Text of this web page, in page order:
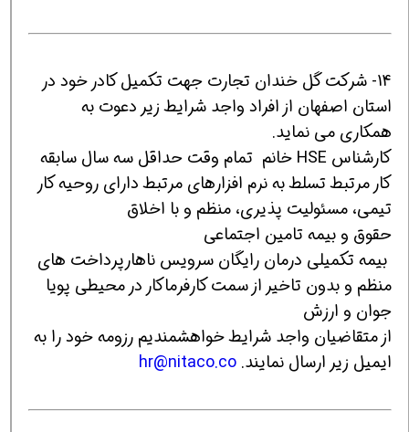
14- شرکت گل خندان تجارت جهت تکمیل کادر خود در
استان اصفهان از افراد واجد شرایط زیر دعوت به
همکاری می نماید.
کارشناس HSE خانم تمام وقت حداقل سه سال سابقه
کار مرتبط تسلط به نرم افزارهای مرتبط دارای روحیه کار
تیمی، مسئولیت پذیری، منظم و با اخلاق
حقوق و بیمه تامین اجتماعی
بیمه تکمیلی درمان رایگان سرویس ناهارپرداخت های
منظم و بدون تاخیر از سمت کارفرماکار در محیطی پویا
جوان و ارزش
از متقاضیان واجد شرایط خواهشمندیم رزومه خود را به
ایمیل زیر ارسال نمایند. hr@nitaco.co